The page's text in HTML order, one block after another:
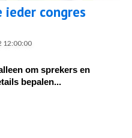
ieder congres
12:00:00
om sprekers en
bepalen...